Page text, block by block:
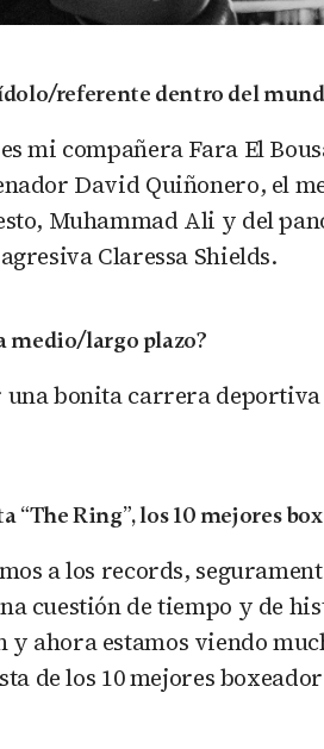
referente dentro del
mi compañera Fara El
David Quiñonero, el
Muhammad Ali y del
Claressa Shields.
medio/largo plazo?
una bonita carrera
“The Ring”, los 10 mejores
a los records,
cuestión de tiempo y de
y ahora estamos viendo
de los 10 mejores